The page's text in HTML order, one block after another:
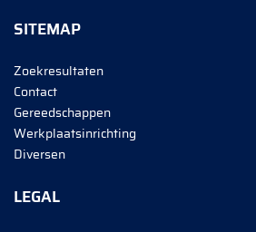
SITEMAP
Zoekresultaten
Contact
Gereedschappen
Werkplaatsinrichting
Diversen
LEGAL